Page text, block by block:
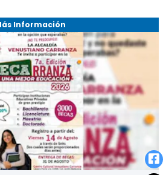
Información